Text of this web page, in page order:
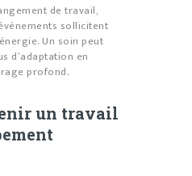
de travail,
sollicitent
Un soin peut
d’adaptation en
profond.
un travail